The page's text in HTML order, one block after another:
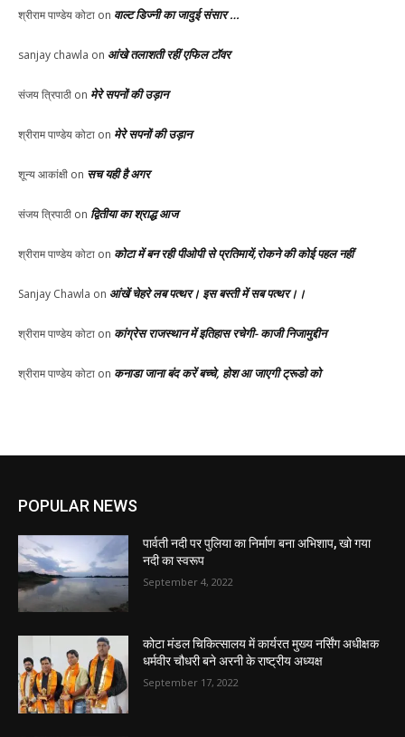
श्रीराम पाण्डेय कोटा on वाल्ट डिज्नी का जादुई संसार …
sanjay chawla on आंखे तलाशती रहीं एफिल टॉवर
संजय त्रिपाठी on मेरे सपनों की उड़ान
श्रीराम पाण्डेय कोटा on मेरे सपनों की उड़ान
शून्य आकांक्षी on सच यही है अगर
संजय त्रिपाठी on द्वितीया का श्राद्ध आज
श्रीराम पाण्डेय कोटा on कोटा में बन रही पीओपी से प्रतिमायें,रोकने की कोई पहल नहीं
Sanjay Chawla on आंखें चेहरे लब पत्थर। इस बस्ती में सब पत्थर।।
श्रीराम पाण्डेय कोटा on कांग्रेस राजस्थान में इतिहास रचेगी- काजी निजामुद्दीन
श्रीराम पाण्डेय कोटा on कनाडा जाना बंद करें बच्चे, होश आ जाएगी ट्रूडो को
POPULAR NEWS
पार्वती नदी पर पुलिया का निर्माण बना अभिशाप, खो गया
नदी का स्वरूप
September 4, 2022
कोटा मंडल चिकित्सालय में कार्यरत मुख्य नर्सिंग अधीक्षक
धर्मवीर चौधरी बने अरनी के राष्ट्रीय अध्यक्ष
September 17, 2022